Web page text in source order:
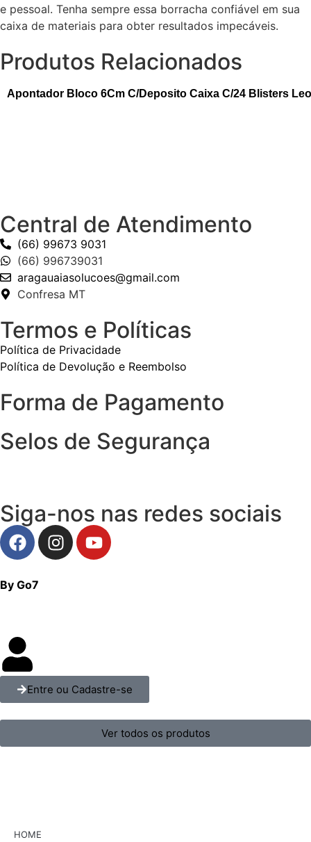
e pessoal. Tenha sempre essa borracha confiável em sua
caixa de materiais para obter resultados impecáveis.
Produtos Relacionados
Apontador Bloco 6Cm C/Deposito Caixa C/24 Blisters
Central de Atendimento
(66) 99673 9031
(66) 996739031
aragauaiasolucoes@gmail.com
Confresa MT
Termos e Políticas
Política de Privacidade
Política de Devolução e Reembolso
Forma de Pagamento
Selos de Segurança
Siga-nos nas redes sociais
By Go7
Entre ou Cadastre-se
Ver todos os produtos
HOME